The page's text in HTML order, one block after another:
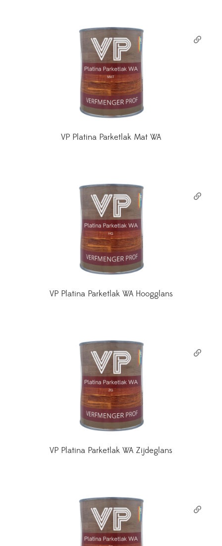
VP Platina Parketlak Mat WA
VP Platina Parketlak WA Hoogglans
VP Platina Parketlak WA Zijdeglans